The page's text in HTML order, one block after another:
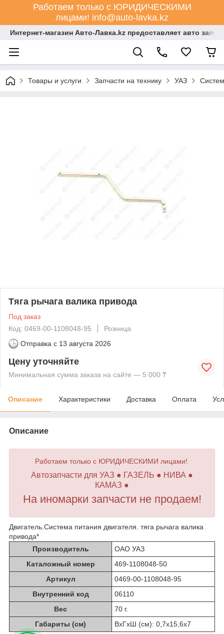
Работаем только с ЮРИДИЧЕСКИМИ
лицами! info@auto-lavka.kz
Интернет-магазин Авто-Лавка.kz предоставляет авто
Товары и услуги Запчасти на технику УАЗ
Тяга рычага валика привода
Под заказ
Код: 0469-00-1108048-95
Розница
Отправка с 13 августа 2026
Цену уточняйте
Минимальная сумма заказа на сайте — 5 000 ₸
Описание Характеристики Доставка Оплата
Описание
Работаем только с ЮРИДИЧЕСКИМИ лицами!
Автозапчасти для УАЗ ● ГАЗЕЛЬ ● НИВА ●
КАМАЗ ●
На иномарки запчасти не продаем!
Двигатель.Система питания двигателя. тяга рычага валика
привода*
Производитель
ОАО УАЗ
Каталожный номер
469-1108048-50
Артикул
0469-00-1108048-95
Внутренний код
06110
Вес
70 г.
Габариты (см)
ВхГхШ (см): 0,7х15,6х7